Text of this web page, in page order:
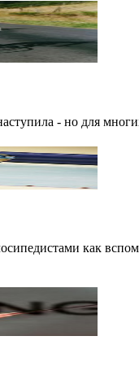
- но для
как